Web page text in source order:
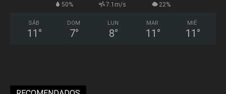
50% 7.1m/s 22%
SÁB
11 °
DOM
7°
LUN
8°
MAR
11 °
MIÉ
11 °